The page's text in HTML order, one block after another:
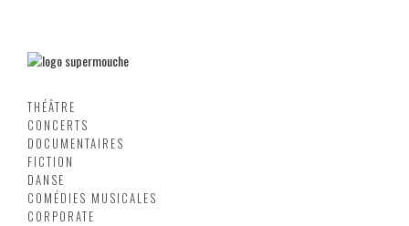
THÉÂTRE
CONCERTS
DOCUMENTAIRES
FICTION
DANSE
COMÉDIES MUSICALES
CORPORATE